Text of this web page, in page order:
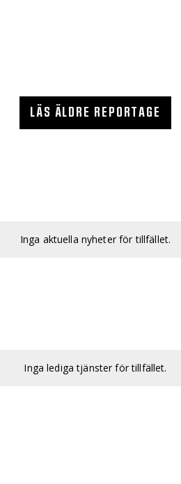
LÄS ÄLDRE REPORTAGE
Inga aktuella nyheter för tillfället.
Inga lediga tjänster för tillfället.